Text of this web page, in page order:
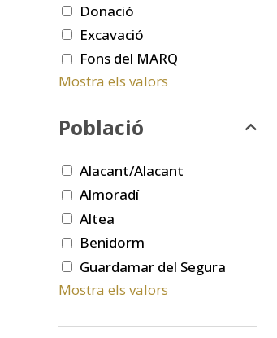
Donació
Excavació
Fons del MARQ
Mostra els valors
Població
Alacant/Alacant
Almoradí
Altea
Benidorm
Guardamar del Segura
Mostra els valors